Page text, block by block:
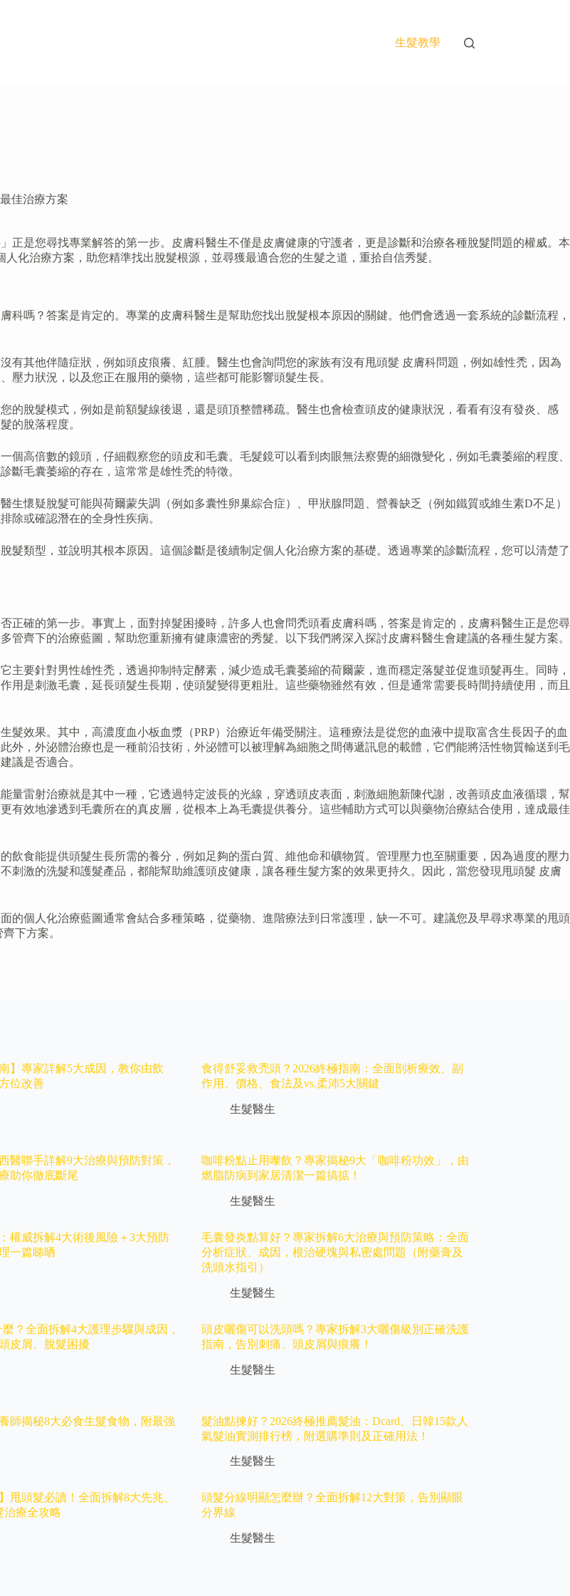
生髮教學
佳治療方案
正是您尋找專業解答的第一步。皮膚科醫生不僅是皮膚健康的守護者，更是診斷和治療各種脫髮問題的權威。本
化治療方案，助您精準找出脫髮根源，並尋獲最適合您的生髮之道，重拾自信秀髮。
嗎？答案是肯定的。專業的皮膚科醫生是幫助您找出脫髮根本原因的關鍵。他們會透過一套系統的診斷流程，
有其他伴隨症狀，例如頭皮痕癢、紅腫。醫生也會詢問您的家族有沒有甩頭髮 皮膚科問題，例如雄性禿，因為
力狀況，以及您正在服用的藥物，這些都可能影響頭髮生長。
的脫髮模式，例如是前額髮線後退，還是頭頂整體稀疏。醫生也會檢查頭皮的健康狀況，看看有沒有發炎、感
的脫落程度。
高倍數的鏡頭，仔細觀察您的頭皮和毛囊。毛髮鏡可以看到肉眼無法察覺的細微變化，例如毛囊萎縮的程度、
斷毛囊萎縮的存在，這常常是雄性禿的特徵。
懷疑脫髮可能與荷爾蒙失調（例如多囊性卵巢綜合症）、甲狀腺問題、營養缺乏（例如鐵質或維生素D不足）
除或確認潛在的全身性疾病。
類型，並說明其根本原因。這個診斷是後續制定個人化治療方案的基礎。透過專業的診斷流程，您可以清楚了
正確的第一步。事實上，面對掉髮困擾時，許多人也會問禿頭看皮膚科嗎，答案是肯定的，皮膚科醫生正是您尋
齊下的治療藍圖，幫助您重新擁有健康濃密的秀髮。以下我們將深入探討皮膚科醫生會建議的各種生髮方案。
要針對男性雄性禿，透過抑制特定酵素，減少造成毛囊萎縮的荷爾蒙，進而穩定落髮並促進頭髮再生。同時，
是刺激毛囊，延長頭髮生長期，使頭髮變得更粗壯。這些藥物雖然有效，但是通常需要長時間持續使用，而且
效果。其中，高濃度血小板血漿（PRP）治療近年備受關注。這種療法是從您的血液中提取富含生長因子的血
外，外泌體治療也是一種前沿技術，外泌體可以被理解為細胞之間傳遞訊息的載體，它們能將活性物質輸送到毛
議是否適合。
量雷射治療就是其中一種，它透過特定波長的光線，穿透頭皮表面，刺激細胞新陳代謝，改善頭皮血液循環，幫
有效地滲透到毛囊所在的真皮層，從根本上為毛囊提供養分。這些輔助方式可以與藥物治療結合使用，達成最佳
食能提供頭髮生長所需的養分，例如足夠的蛋白質、維他命和礦物質。管理壓力也至關重要，因為過度的壓力
刺激的洗髮和護髮產品，都能幫助維護頭皮健康，讓各種生髮方案的效果更持久。因此，當您發現甩頭髮 皮膚
的個人化治療藍圖通常會結合多種策略，從藥物、進階療法到日常護理，缺一不可。建議您及早尋求專業的甩頭
下方案。
】專家詳解5大成因，教你由飲
位改善
食得舒妥救禿頭？2026終極指南：全面剖析療效、副
作用、價格、食法及vs.柔沛5大關鍵
生髮醫生
醫聯手詳解9大治療與預防對策，
助你徹底斷尾
咖啡粉點止用嚟飲？專家揭秘9大「咖啡粉功效」，由
燃脂防病到家居清潔一篇搞掂！
生髮醫生
權威拆解4大術後風險＋3大預防
一篇睇晒
毛囊發炎點算好？專家拆解6大治療與預防策略：全面
分析症狀、成因，根治硬塊與私密處問題（附藥膏及
洗頭水指引）
生髮醫生
麼？全面拆解4大護理步驟與成因，
皮屑、脫髮困擾
頭皮曬傷可以洗頭嗎？專家拆解3大曬傷級別正確洗護
指南，告別刺痛、頭皮屑與痕癢！
生髮醫生
師揭秘8大必食生髮食物，附最強
髮油點揀好？2026終極推薦髮油：Dcard、日韓15款人
氣髮油實測排行榜，附選購準則及正確用法！
生髮醫生
甩頭髮必讀！全面拆解8大先兆、
治療全攻略
頭髮分線明顯怎麼辦？全面拆解12大對策，告別顯眼
分界線
生髮醫生